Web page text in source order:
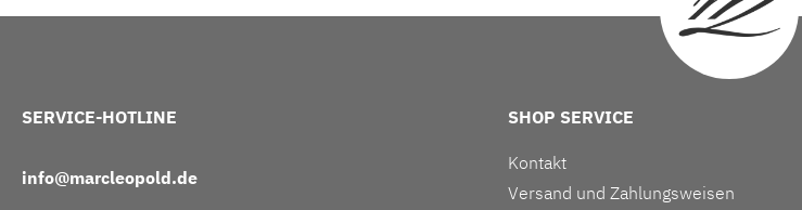
SERVICE-HOTLINE
info@marcleopold.de
SHOP SERVICE
Kontakt
Versand und Zahlungsweisen